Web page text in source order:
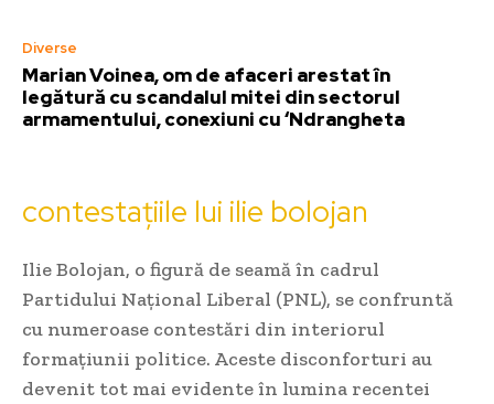
Diverse
Marian Voinea, om de afaceri arestat în
legătură cu scandalul mitei din sectorul
armamentului, conexiuni cu ‘Ndrangheta
contestațiile lui ilie bolojan
Ilie Bolojan, o figură de seamă în cadrul
Partidului Național Liberal (PNL), se confruntă
cu numeroase contestări din interiorul
formațiunii politice. Aceste disconforturi au
devenit tot mai evidente în lumina recentei